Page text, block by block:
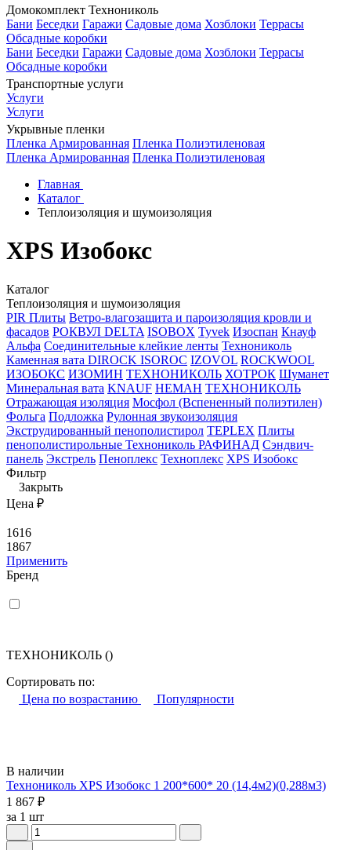
Домокомплект Технониколь
Бани Беседки Гаражи Садовые дома Хозблоки Террасы
Обсадные коробки
Бани Беседки Гаражи Садовые дома Хозблоки Террасы
Обсадные коробки
Транспортные услуги
Услуги
Услуги
Укрывные пленки
Пленка Армированная Пленка Полиэтиленовая
Пленка Армированная Пленка Полиэтиленовая
Главная
Каталог
Теплоизоляция и шумоизоляция
ХPS Изобокс
Каталог
Теплоизоляция и шумоизоляция
PIR Плиты Ветро-влагозащита и пароизоляция кровли и
фасадов РОКВУЛ DELTA ISOBOX Tyvek Изоспан Кнауф
Альфа Соединительные клейкие ленты Технониколь
Каменная вата DIROCK ISOROC IZOVOL ROCKWOOL
ИЗОБОКС ИЗОМИН ТЕХНОНИКОЛЬ ХОТРОК Шуманет
Минеральная вата KNAUF НЕМАН ТЕХНОНИКОЛЬ
Отражающая изоляция Мосфол (Вспененный полиэтилен)
Фольга Подложка Рулонная звукоизоляция
Экструдированный пенополистирол TEPLEX Плиты
пенополистирольные Технониколь РАФИНАД Сэндвич-
панель Экстрель Пеноплекс Техноплекс ХPS Изобокс
Фильтр
Закрыть
Цена ₽
1616
1867
Применить
Бренд
ТЕХНОНИКОЛЬ ()
Сортировать по:
Цена по возрастанию
Популярности
В наличии
Технониколь XPS Изобокс 1 200*600* 20 (14,4м2)(0,288м3)
1 867 ₽
за 1 шт